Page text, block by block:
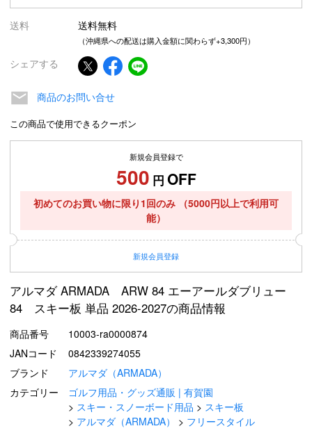
送料 送料無料
（沖縄県への配送は購入金額に関わらず+3,300円）
シェアする
商品のお問い合せ
この商品で使用できるクーポン
新規会員登録で
500 円 OFF
初めてのお買い物に限り1回のみ
（5000円以上で利用可
能）
新規会員登録
アルマダ ARMADA ARW 84 エーアールダブリュー
84 スキー板 単品 2026-2027の商品情報
商品番号
10003-ra0000874
JANコード
0842339274055
ブランド
アルマダ（ARMADA）
カテゴリー
ゴルフ用品・グッズ通販 | 有賀園
スキー・スノーボード用品
スキー板
アルマダ（ARMADA）
フリースタイル